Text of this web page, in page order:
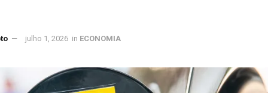
julho 1, 2026 in ECONOMIA